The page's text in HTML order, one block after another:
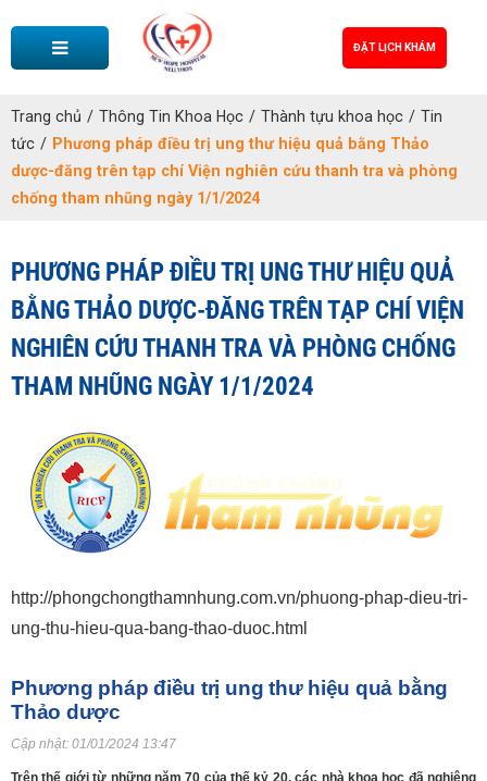
ĐẶT LỊCH KHÁM
Trang chủ / Thông Tin Khoa Học / Thành tựu khoa học / Tin
tức / Phương pháp điều trị ung thư hiệu quả bằng Thảo
dược-đăng trên tạp chí Viện nghiên cứu thanh tra và phòng
chống tham nhũng ngày 1/1/2024
PHƯƠNG PHÁP ĐIỀU TRỊ UNG THƯ HIỆU QUẢ
BẰNG THẢO DƯỢC-ĐĂNG TRÊN TẠP CHÍ VIỆN
NGHIÊN CỨU THANH TRA VÀ PHÒNG CHỐNG
THAM NHŨNG NGÀY 1/1/2024
http://phongchongthamnhung.com.vn/phuong-phap-dieu-tri-
ung-thu-hieu-qua-bang-thao-duoc.html
Phương pháp điều trị ung thư hiệu quả bằng
Thảo dược
Cập nhật: 01/01/2024 13:47
Trên thế giới từ những năm 70 của thế kỷ 20, các nhà khoa học đã nghiêng